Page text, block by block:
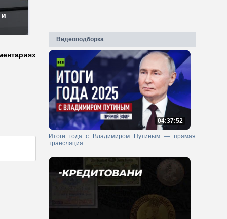
Видеоподборка
04:37:52
Итоги года с Владимиром Путиным — прямая
трансляция